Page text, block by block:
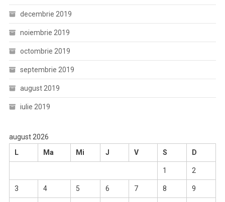
decembrie 2019
noiembrie 2019
octombrie 2019
septembrie 2019
august 2019
iulie 2019
august 2026
L
Ma Mi J V S D
1 2
3 4 5 6 7 8 9